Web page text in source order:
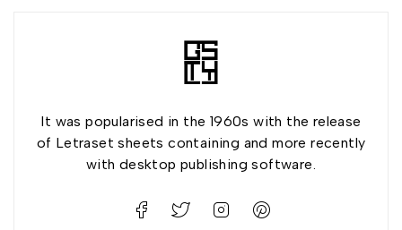
It was popularised in the 1960s with the release
of Letraset sheets containing and more recently
with desktop publishing software.